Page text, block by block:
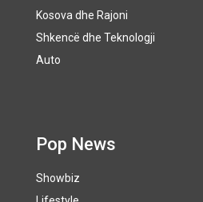
Kosova dhe Rajoni
Shkencë dhe Teknologji
Auto
Pop News
Showbiz